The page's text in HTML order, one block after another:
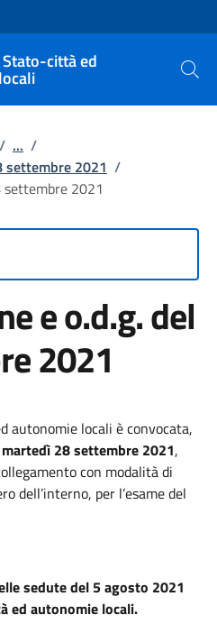
città ed
Cerca
/ ... /
settembre 2021 /
settembre 2021
e o.d.g. del
2021
autonomie locali è convocata,
martedì 28 settembre 2021,
con modalità di
dell’interno, per l’esame del
sedute del 5 agosto 2021
ed autonomie locali.